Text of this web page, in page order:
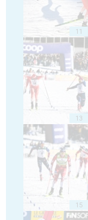
11
13
15